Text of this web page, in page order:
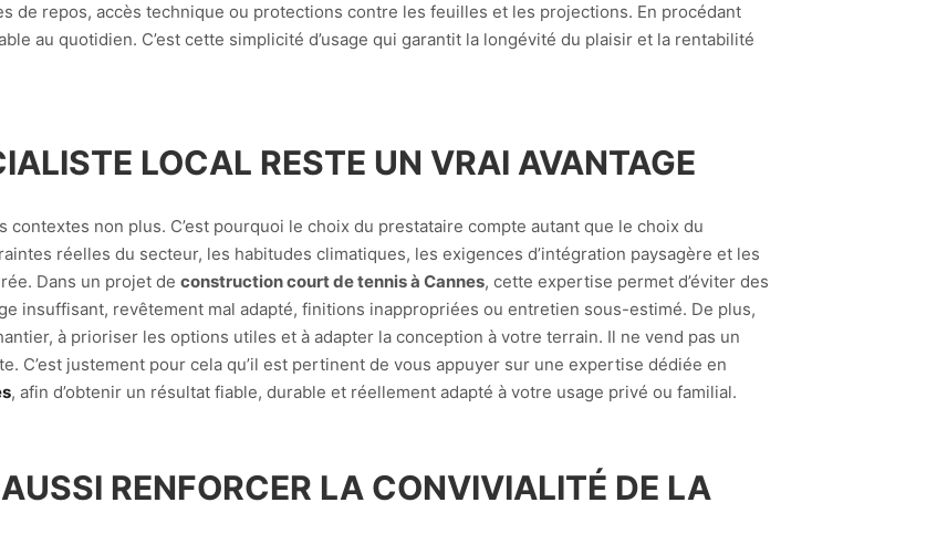
de repos, accès technique ou protections contre les feuilles et les projections. En procédant
au quotidien. C’est cette simplicité d’usage qui garantit la longévité du plaisir et la rentabilité
LOCAL RESTE UN VRAI AVANTAGE
non plus. C’est pourquoi le choix du prestataire compte autant que le choix du
réelles du secteur, les habitudes climatiques, les exigences d’intégration paysagère et les
Dans un projet de construction court de tennis à Cannes, cette expertise permet d’éviter des
insuffisant, revêtement mal adapté, finitions inappropriées ou entretien sous-estimé. De plus,
à prioriser les options utiles et à adapter la conception à votre terrain. Il ne vend pas un
C’est justement pour cela qu’il est pertinent de vous appuyer sur une expertise dédiée en
, afin d’obtenir un résultat fiable, durable et réellement adapté à votre usage privé ou familial.
RENFORCER LA CONVIVIALITÉ DE LA